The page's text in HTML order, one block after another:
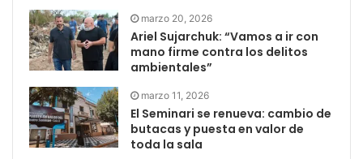
marzo 20, 2026
Ariel Sujarchuk: “Vamos a ir con
mano firme contra los delitos
ambientales”
marzo 11, 2026
El Seminari se renueva: cambio de
butacas y puesta en valor de
toda la sala